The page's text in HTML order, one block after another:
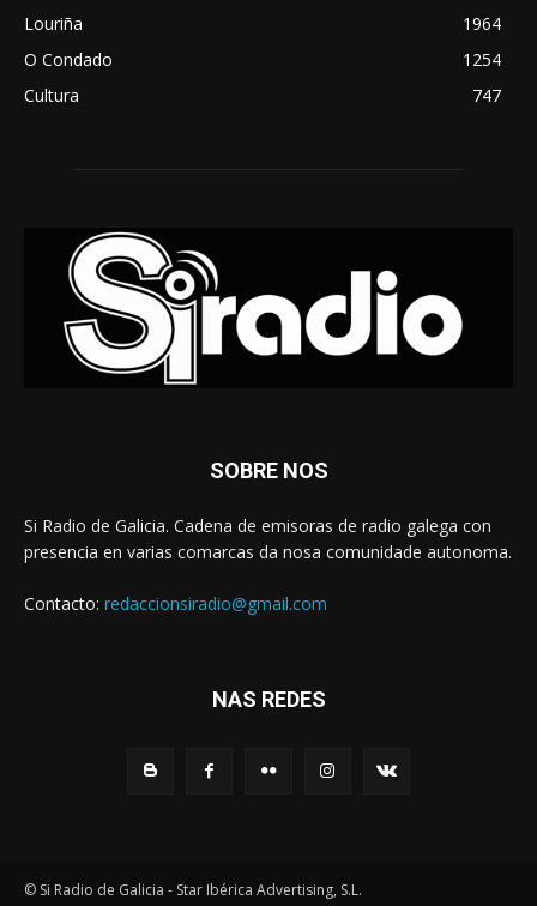
Louriña
1964
O Condado
1254
Cultura
747
SOBRE NOS
Si Radio de Galicia. Cadena de emisoras de radio galega con
presencia en varias comarcas da nosa comunidade autonoma.
Contacto: redaccionsiradio@gmail.com
NAS REDES
© Si Radio de Galicia - Star Ibérica Advertising, S.L.